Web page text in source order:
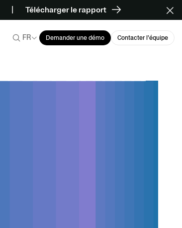
Télécharger le rapport
FR Demander une démo Contacter l’équipe